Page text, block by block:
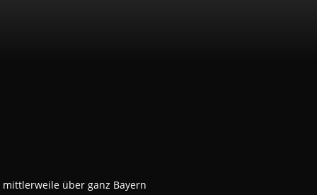
über ganz Bayern